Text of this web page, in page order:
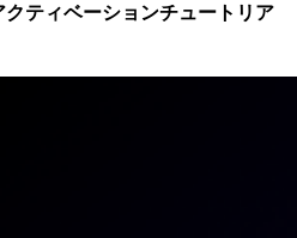
クティベーションチュートリア